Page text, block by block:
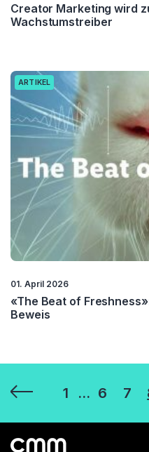
Creator Marketing wird
Wachstumstreiber
ARTIKEL
01. April 2026
«The Beat of
Beweis
der
Beiträge
1 … 6 7